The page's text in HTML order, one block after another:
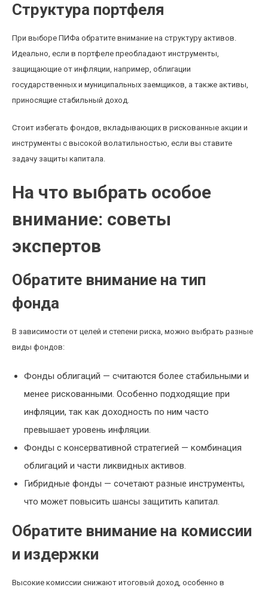
Структура портфеля
При выборе ПИФа обратите внимание на структуру активов.
Идеально, если в портфеле преобладают инструменты,
защищающие от инфляции, например, облигации
государственных и муниципальных заемщиков, а также активы,
приносящие стабильный доход.
Стоит избегать фондов, вкладывающих в рискованные акции и
инструменты с высокой волатильностью, если вы ставите
задачу защиты капитала.
На что выбрать особое
внимание: советы
экспертов
Обратите внимание на тип
фонда
В зависимости от целей и степени риска, можно выбрать разные
виды фондов:
Фонды облигаций — считаются более стабильными и
менее рискованными. Особенно подходящие при
инфляции, так как доходность по ним часто
превышает уровень инфляции.
Фонды с консервативной стратегией — комбинация
облигаций и части ликвидных активов.
Гибридные фонды — сочетают разные инструменты,
что может повысить шансы защитить капитал.
Обратите внимание на комиссии
и издержки
Высокие комиссии снижают итоговый доход, особенно в